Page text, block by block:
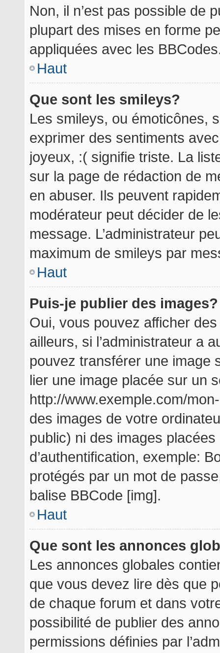
Non, il n’est pas possible de
plupart des mises en forme
appliquées avec les
Haut
Que sont les smileys?
Les smileys, ou émoticônes,
exprimer des sentiments
joyeux, :( signifie triste. La
sur la page de rédaction de
en abuser. Ils peuvent
modérateur peut décider de
message. L’administrateur
maximum de smileys par
Haut
Puis-je publier des images?
Oui, vous pouvez afficher
ailleurs, si l’administrateur a
pouvez transférer une image
lier une image placée sur un
http://www.exemple.com/
des images de votre
public) ni des images
d’authentification, exemple:
protégés par un mot de
balise BBCode [img].
Haut
Que sont les annonces
Les annonces globales
que vous devez lire dès que
de chaque forum et dans
possibilité de publier des
permissions définies par